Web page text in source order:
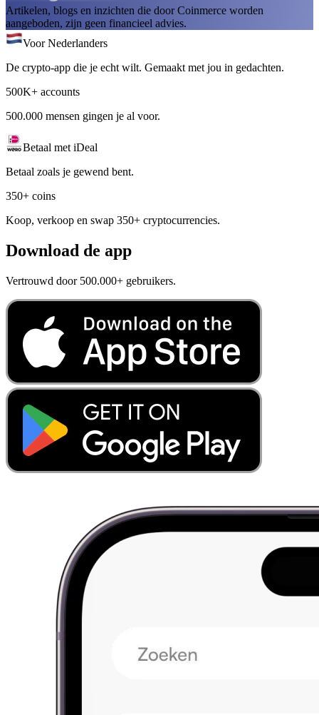
Artikelen, blogs en inzichten die door Coinmerce worden
aangeboden, zijn geen financieel advies.
Voor Nederlanders
De crypto-app die je echt wilt. Gemaakt met jou in gedachten.
500K+ accounts
500.000 mensen gingen je al voor.
Betaal met iDeal
Betaal zoals je gewend bent.
350+ coins
Koop, verkoop en swap 350+ cryptocurrencies.
Download de app
Vertrouwd door 500.000+ gebruikers.